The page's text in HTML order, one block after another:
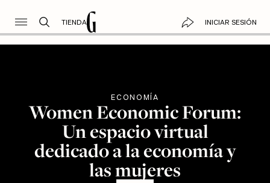
TIENDA INICIAR SESIÓN
ECONOMÍA
Women Economic Forum:
Un espacio virtual
dedicado a la economía y
las mujeres